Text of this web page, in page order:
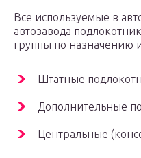
Все используемые в
автозавода
группы по назначению
Штатные
Дополнительные
Центральные